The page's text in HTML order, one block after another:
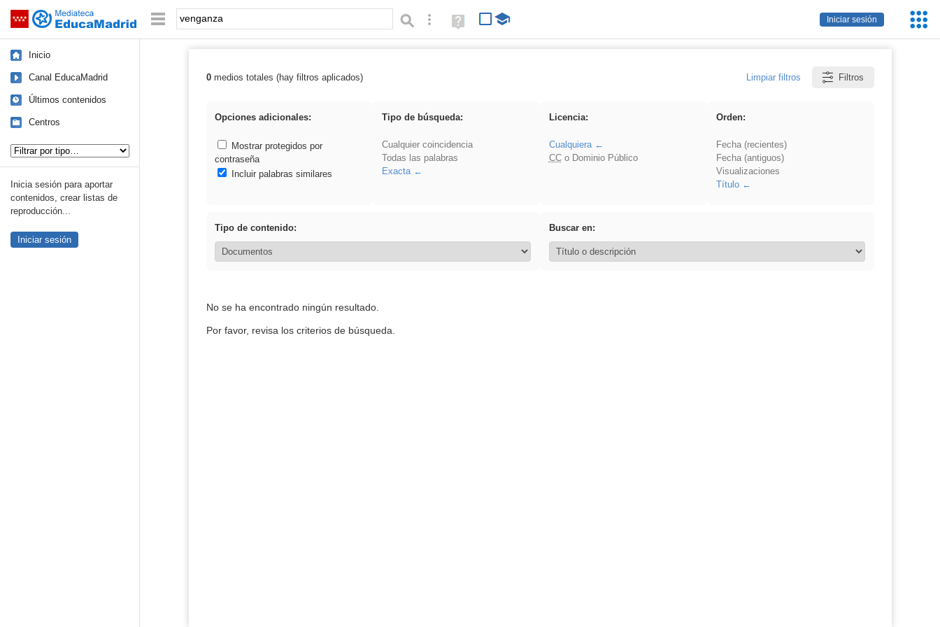
Saltar navegación
Iniciar sesión
Palabra o frase: Búsqueda avanzada
Ayuda
(en
Inicio
Canal EducaMadrid
Últimos contenidos
Centros
Inicia sesión para aportar
contenidos, crear listas de
reproducción...
Iniciar sesión
Resultados de: venganza
0medios totales (hay filtros aplicados) Limpiar filtros Filtros
Opciones adicionales:
Mostrar protegidos por
contraseña
Incluir palabras similares
Tipo de búsqueda:
Cualquier coincidencia
Todas las palabras
Exacta
Licencia:
Cualquiera
CCo Dominio Público
Orden:
Fecha (recientes)
Fecha (antiguos)
Visualizaciones
Título
Tipo de contenido: Buscar en:
No se ha encontrado ningún resultado.
Por favor, revisa los criterios de búsqueda.